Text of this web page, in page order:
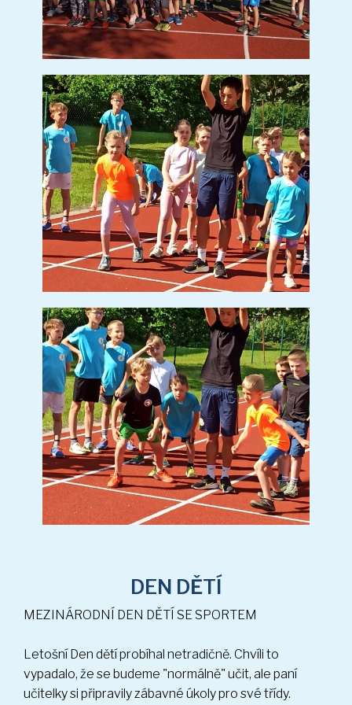
DEN DĚTÍ
MEZINÁRODNÍ DEN DĚTÍ SE SPORTEM
Letošní Den dětí probíhal netradičně. Chvíli to
vypadalo, že se budeme "normálně" učit, ale paní
učitelky si připravily zábavné úkoly pro své třídy.
DEN DĚTÍ